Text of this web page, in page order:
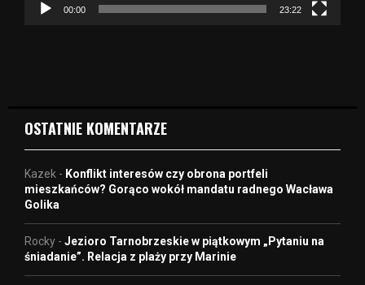
00:00 23:22
OSTATNIE KOMENTARZE
Kazek - Konflikt interesów czy obrona portfeli
mieszkańców? Gorąco wokół mandatu radnego Wacława
Golika
Rocky - Jezioro Tarnobrzeskie w piątkowym „Pytaniu na
śniadanie”. Relacja z plaży przy Marinie